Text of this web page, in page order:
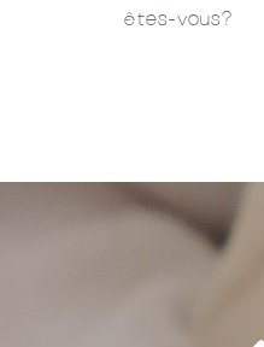
êtes-vous?